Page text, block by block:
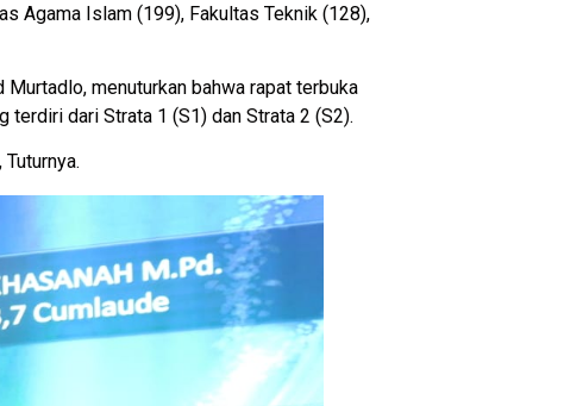
Agama Islam (199), Fakultas Teknik (128),
menuturkan bahwa rapat terbuka
terdiri dari Strata 1 (S1) dan Strata 2 (S2).